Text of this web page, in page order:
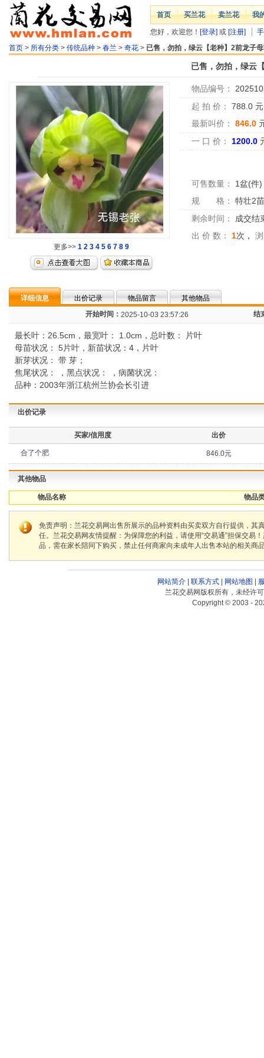
首页 买兰花 卖兰花 我
您好，欢迎您！ [登录] 或 [注册]
首页 > 所有分类 > 传统品种 > 春兰 > 奇花 > 已售，勿拍，绿云【老种】2前龙子
已售，勿拍，绿云
更多>> 1 2 3 4 5 6 7 8 9
物品编号：
起 拍 价：
788.0
最新叫价：
846.0
一 口 价：
1200.0
可售数量： 1盆(件)
规 格：
特壮2苗
剩余时间：
成交结
出 价 数：
1次，
详细信息 出价记录 物品留言
其他物品
开始时间： 2025-10-03 23:57:26 结
最长叶：26.5cm，最宽叶： 1.0cm，总叶数： 片叶
母苗状况： 5片叶，新苗状况：4，片叶
新芽状况： 带 芽；
焦尾状况： ，黑点状况： ，病菌状况：
品种：2003年浙江杭州兰协会长引进
出价记录
买家/信用度 出价
合了个肥 846.0元
其他物品
物品名称 物品
免责声明：兰花交易网出售所展示的品种资料由买卖双方自行提供，
任。兰花交易网友情提醒：为保障您的利益，请使用“交易通”担保交
品，需在家长陪同下购买，禁止任何商家向未成年人出售本站的相关商
网站简介| 联系方式| 网站地图
兰花交易网版权所有，未经许
Copyright © 2003 -